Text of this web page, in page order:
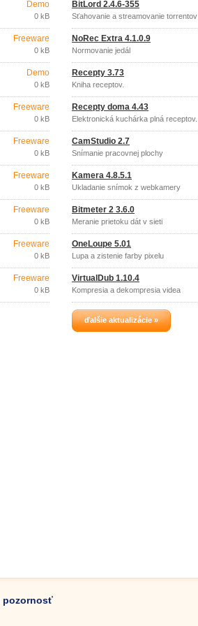
Demo
0 kB
Freeware
0 kB
Demo
0 kB
Freeware
0 kB
Freeware
0 kB
Freeware
0 kB
Freeware
0 kB
Freeware
0 kB
Freeware
0 kB
BitLord 2.4.6-355
Sťahovanie a streamovanie torrentov
NoRec Extra 4.1.0.9
Normovanie jedál
Recepty 3.73
Kniha receptov.
Recepty doma 4.43
Elektronická kuchárka plná receptov.
CamStudio 2.7
Snímanie pracovnej plochy
Kamera 4.8.5.1
Ukladanie snímok z webkamery
Bitmeter 2 3.6.0
Meranie prietoku dát v sieti
OneLoupe 5.01
Lupa a zistenie farby pixelu
VirtualDub 1.10.4
Kompresia a dekompresia videa
ďalšie aktualizácie »
pozornosť